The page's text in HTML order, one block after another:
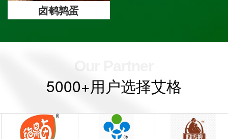
卤鹌鹑蛋
Our Partner
5000+用户选择艾格